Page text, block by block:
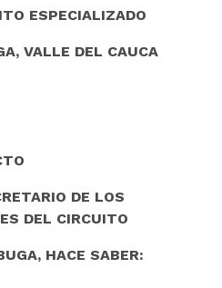
ESPECIALIZADO
VALLE DEL CAUCA
DE LOS
DEL CIRCUITO
HACE SABER: